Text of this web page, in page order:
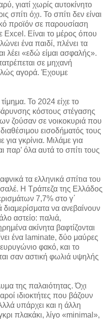
γιατί χωρίς αυτοκίνητο
όχι. Το σπίτι δεν είναι
προϊόν σε παρουσίαση
Excel. Είναι το μέρος όπου
ένα παιδί, πλένει τα
λέει «εδώ είμαι ασφαλής».
σε μηχανή
αγορά. Έχουμε
Το 2024 είχε το
κόστους στέγασης
ζούσαν σε νοικοκυριά που
εισοδήματός τους
γκρίνια. Μιλάμε για
όλα αυτά το σπίτι τους
τα ελληνικά σπίτια του
σαλέ. Η Τράπεζα της Ελλάδος
7,7% στο γ΄
να ανεβαίνουν
αστείο: παλιά,
ακίνητα βαφτίζονται
ένα laminate, δύο μαύρες
φακό, και το
σαν αστική φωλιά υψηλής
της παλαιότητας. Όχι
ιδιοκτήτες που βάζουν
υπάρχει και η άλλη
πλακάκι, λίγο «minimal»,